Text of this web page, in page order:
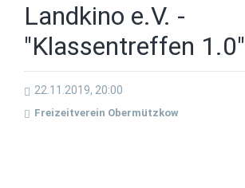
Landkino e.V. -
"Klassentreffen 1.0"
22.11.2019, 20:00
Freizeitverein Obermützkow